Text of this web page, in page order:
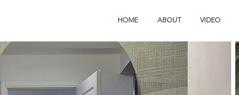
HOME ABOUT VIDEO